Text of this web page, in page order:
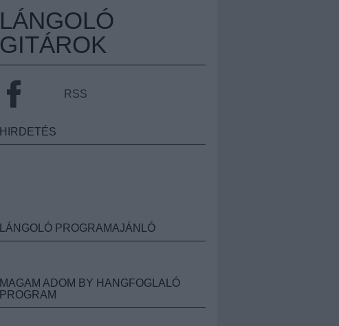
LÁNGOLÓ
GITÁROK
RSS
HIRDETÉS
LÁNGOLÓ PROGRAMAJÁNLÓ
MAGAM ADOM BY HANGFOGLALÓ
PROGRAM